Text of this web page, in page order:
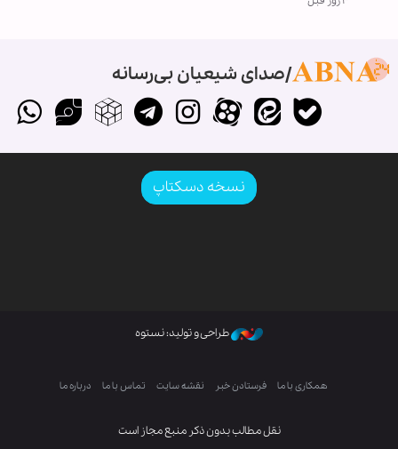
صدای شیعیان بی‌رسانه
نسخه دسکتاپ
نقل مطالب بدون ذکر منبع مجاز است
طراحی و تولید: نستوه
همکاری با ما فرستادن خبر نقشه سایت تماس با ما درباره ما